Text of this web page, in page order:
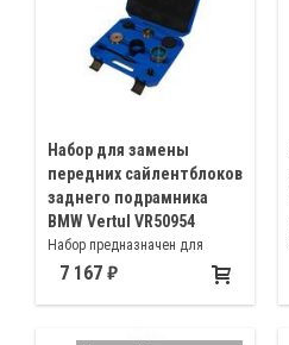
Набор для замены
передних сайлентблоков
заднего подрамника
BMW Vertul VR50954
Набор предназначен для
снятия и установки передних
автомобилей BMW 5, 6, 7, серии
7 167